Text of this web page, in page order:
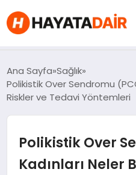
FIYATLAR
HABERLER
İNCELEMELER
Ana Sayfa Sağlık
Polikistik Over Sendromu
Riskler ve Tedavi Yöntemleri
Polikistik Over
Kadınları Neler